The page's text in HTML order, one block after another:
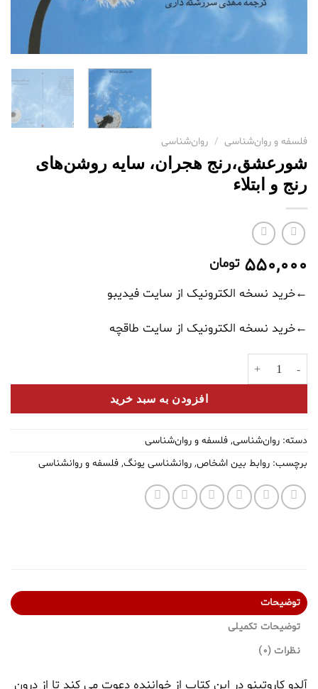
فلسفه و روان‌شناسی / روان‌شناسی
شورعشق،رنج هجران، سایه‌ روشن‌های
رنج و ابتلاء
550,000 تومان
←خرید نسخه الکترونیک از سایت فیدیبو
←خرید نسخه الکترونیک از سایت طاقچه
شورعشق،رنج هجران، سایه‌ روشن‌های رنج و ابتلاء عدد
افزودن به سبد خرید
دسته: روان‌شناسی, فلسفه و روان‌شناسی
برچسب: روابط بین اشخاص, روانشناسی یونگ, فلسفه و روانشناسی
توضیحات
توضیحات تکمیلی
نظرات (0)
آلدو کاروتینو در این کتاب از خواننده دعوت می کند تا از درون